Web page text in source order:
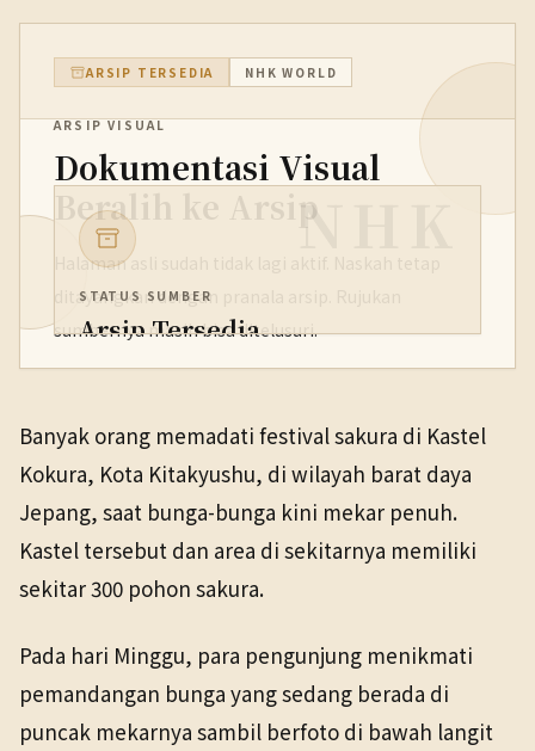
ARSIP TERSEDIA NHK WORLD
ARSIP VISUAL
Dokumentasi Visual
Beralih ke Arsip
Halaman asli sudah tidak lagi aktif. Naskah tetap
ditayangkan dengan pranala arsip. Rujukan
sumbernya masih bisa ditelusuri.
NHK
STATUS SUMBER
Arsip Tersedia
TANGGAL SUMBER
5 Apr 2026
Pranala sumber asli tidak lagi tersedia. Versi arsip
Banyak orang memadati festival sakura di Kastel
Kokura, Kota Kitakyushu, di wilayah barat daya
Jepang, saat bunga-bunga kini mekar penuh.
Kastel tersebut dan area di sekitarnya memiliki
sekitar 300 pohon sakura.
Pada hari Minggu, para pengunjung menikmati
pemandangan bunga yang sedang berada di
puncak mekarnya sambil berfoto di bawah langit